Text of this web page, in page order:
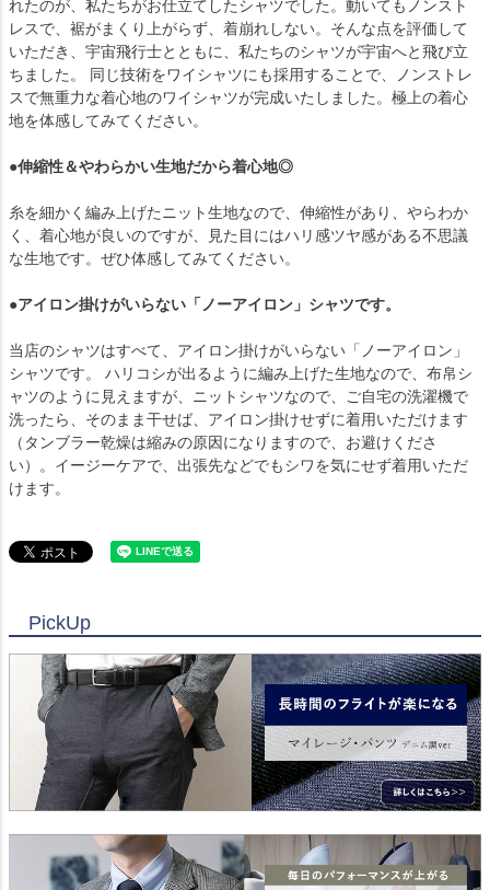
れたのが、私たちがお仕立てしたシャツでした。動いてもノンスト
レスで、裾がまくり上がらず、着崩れしない。そんな点を評価して
いただき、宇宙飛行士とともに、私たちのシャツが宇宙へと飛び立
ちました。 同じ技術をワイシャツにも採用することで、ノンストレ
スで無重力な着心地のワイシャツが完成いたしました。極上の着心
地を体感してみてください。
●伸縮性＆やわらかい生地だから着心地◎
糸を細かく編み上げたニット生地なので、伸縮性があり、やらわか
く、着心地が良いのですが、見た目にはハリ感ツヤ感がある不思議
な生地です。ぜひ体感してみてください。
●アイロン掛けがいらない「ノーアイロン」シャツです。
当店のシャツはすべて、アイロン掛けがいらない「ノーアイロン」
シャツです。 ハリコシが出るように編み上げた生地なので、布帛シ
ャツのように見えますが、ニットシャツなので、ご自宅の洗濯機で
洗ったら、そのまま干せば、アイロン掛けせずに着用いただけます
（タンブラー乾燥は縮みの原因になりますので、お避けくださ
い）。イージーケアで、出張先などでもシワを気にせず着用いただ
けます。
PickUp